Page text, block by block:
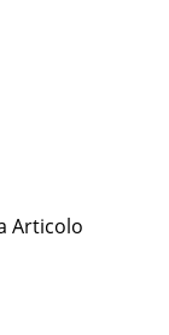
Articolo